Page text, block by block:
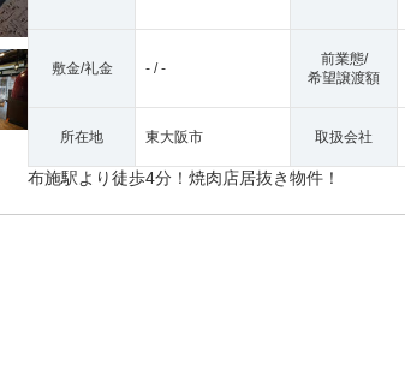
敷金/礼金 - / -
前業態/
希望譲渡額
所在地 東大阪市 取扱会社
布施駅より徒歩4分！焼肉店居抜き物件！